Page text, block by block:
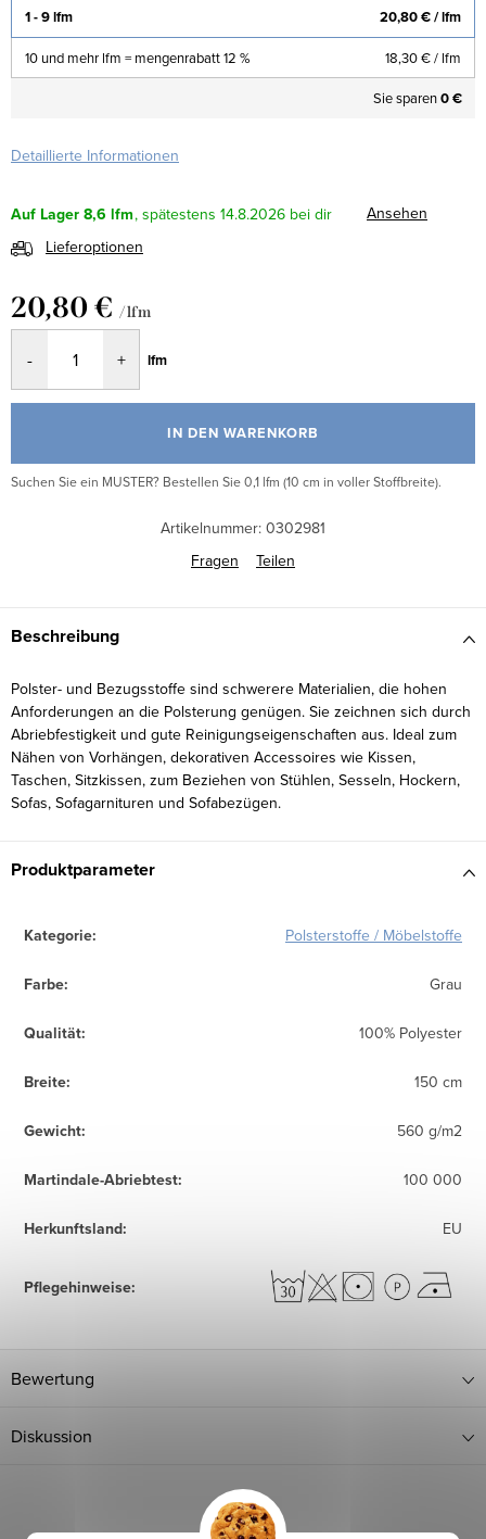
1 - 9 lfm 20,80 €/ lfm
10 und mehr lfm = mengenrabatt 12 % 18,30 €/ lfm
Sie sparen0 €
Detaillierte Informationen
Auf Lager 8,6 lfm 14.8.2026
Ansehen
Lieferoptionen
20,80 € / lfm
lfm
IN DEN WARENKORB
Suchen Sie ein MUSTER? Bestellen Sie 0,1 lfm (10 cm in voller Stoffbreite).
Artikelnummer: 0302981
Fragen
Teilen
Beschreibung
Polster- und Bezugsstoffe sind schwerere Materialien, die hohen
Anforderungen an die Polsterung genügen. Sie zeichnen sich durch
Abriebfestigkeit und gute Reinigungseigenschaften aus. Ideal zum
Nähen von Vorhängen, dekorativen Accessoires wie Kissen,
Taschen, Sitzkissen, zum Beziehen von Stühlen, Sesseln, Hockern,
Sofas, Sofagarnituren und Sofabezügen.
Produktparameter
Kategorie: Polsterstoffe / Möbelstoffe
Farbe: Grau
Qualität: 100% Polyester
Breite: 150 cm
Gewicht: 560 g/m2
Martindale-Abriebtest: 100 000
Herkunftsland: EU
Pflegehinweise:
Bewertung
Diskussion